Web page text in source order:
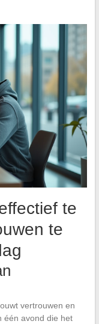
te
te
vertrouwen en
één avond die het